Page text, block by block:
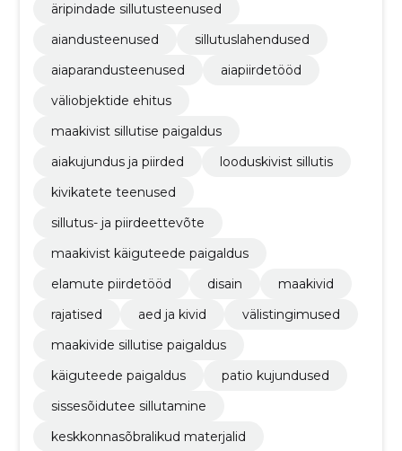
äripindade sillutusteenused
aiandusteenused
sillutuslahendused
aiaparandusteenused
aiapiirdetööd
väliobjektide ehitus
maakivist sillutise paigaldus
aiakujundus ja piirded
looduskivist sillutis
kivikatete teenused
sillutus- ja piirdeettevõte
maakivist käiguteede paigaldus
elamute piirdetööd
disain
maakivid
rajatised
aed ja kivid
välistingimused
maakivide sillutise paigaldus
käiguteede paigaldus
patio kujundused
sissesõidutee sillutamine
keskkonnasõbralikud materjalid